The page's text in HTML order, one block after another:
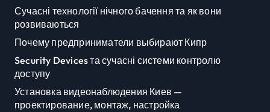
Сучасні технології нічного бачення та як вони
розвиваються
Почему предприниматели выбирают Кипр
Security Devices та сучасні системи контролю
доступу
Установка видеонаблюдения Киев —
проектирование, монтаж, настройка